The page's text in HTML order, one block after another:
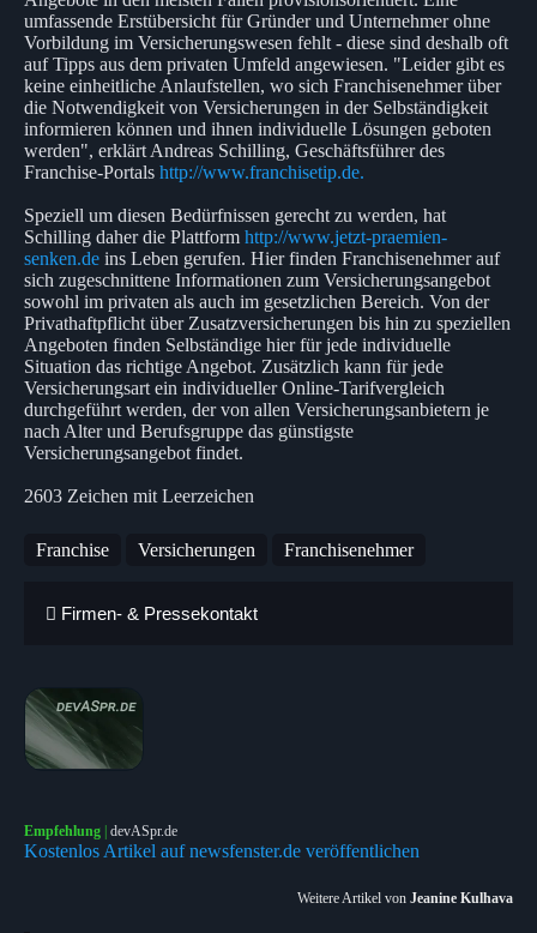
umfassende Erstübersicht für Gründer und Unternehmer ohne
Vorbildung im Versicherungswesen fehlt - diese sind deshalb oft
auf Tipps aus dem privaten Umfeld angewiesen. "Leider gibt es
keine einheitliche Anlaufstellen, wo sich Franchisenehmer über
die Notwendigkeit von Versicherungen in der Selbständigkeit
informieren können und ihnen individuelle Lösungen geboten
werden", erklärt Andreas Schilling, Geschäftsführer des
Franchise-Portals http://www.franchisetip.de.
Speziell um diesen Bedürfnissen gerecht zu werden, hat
Schilling daher die Plattform http://www.jetzt-praemien-
senken.de ins Leben gerufen. Hier finden Franchisenehmer auf
sich zugeschnittene Informationen zum Versicherungsangebot
sowohl im privaten als auch im gesetzlichen Bereich. Von der
Privathaftpflicht über Zusatzversicherungen bis hin zu speziellen
Angeboten finden Selbständige hier für jede individuelle
Situation das richtige Angebot. Zusätzlich kann für jede
Versicherungsart ein individueller Online-Tarifvergleich
durchgeführt werden, der von allen Versicherungsanbietern je
nach Alter und Berufsgruppe das günstigste
Versicherungsangebot findet.
2603 Zeichen mit Leerzeichen
Franchise Versicherungen Franchisenehmer
Firmen- & Pressekontakt
Empfehlung | devASpr.de
Kostenlos Artikel auf newsfenster.de veröffentlichen
Weitere Artikel von Jeanine Kulhava